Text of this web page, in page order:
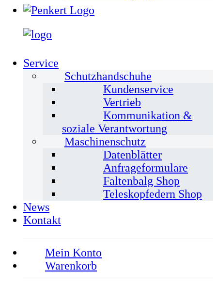
Service
Schutzhandschuhe
Kundenservice
Vertrieb
Kommunikation &
soziale Verantwortung
Maschinenschutz
Datenblätter
Anfrageformulare
Faltenbalg Shop
Teleskopfedern Shop
News
Kontakt
Mein Konto
Warenkorb